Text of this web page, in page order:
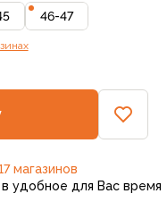
46-47
магазинов
удобное для Вас время